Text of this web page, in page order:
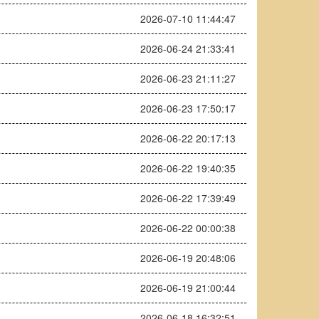
2026-07-10 11:44:47
2026-06-24 21:33:41
2026-06-23 21:11:27
2026-06-23 17:50:17
2026-06-22 20:17:13
2026-06-22 19:40:35
2026-06-22 17:39:49
2026-06-22 00:00:38
2026-06-19 20:48:06
2026-06-19 21:00:44